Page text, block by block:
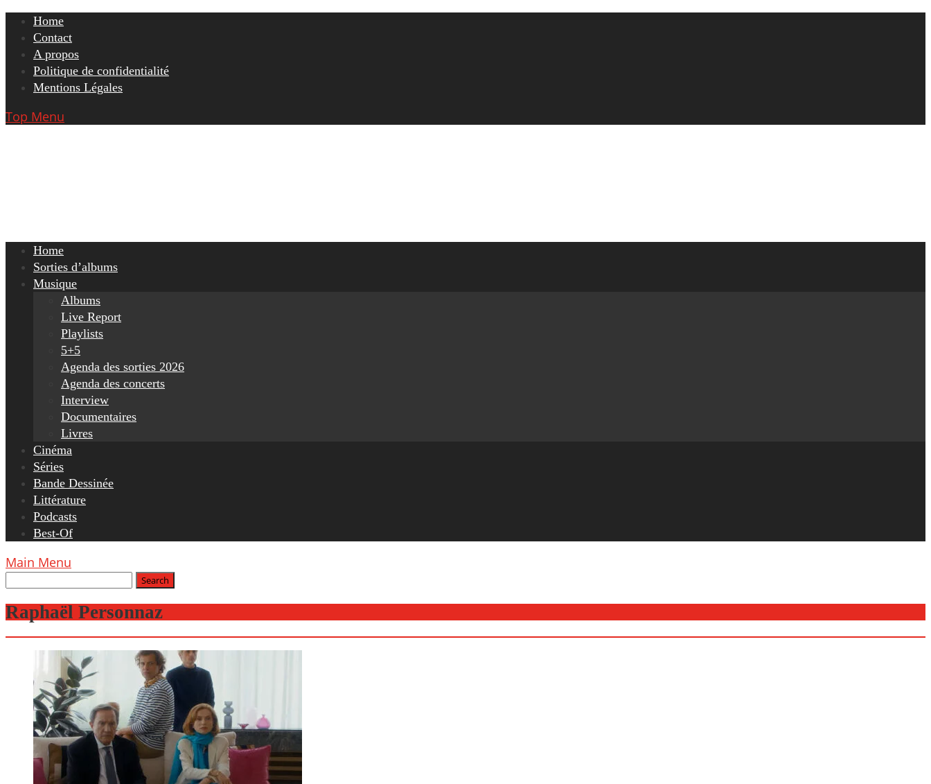
Skip
content
Home
Contact
A propos
Politique de confidentialité
Mentions Légales
Top Menu
Home
Sorties d’albums
Musique
Albums
Live Report
Playlists
5+5
Agenda des sorties 2026
Agenda des concerts
Interview
Documentaires
Livres
Cinéma
Séries
Bande Dessinée
Littérature
Podcasts
Best-Of
Main Menu
Raphaël Personnaz